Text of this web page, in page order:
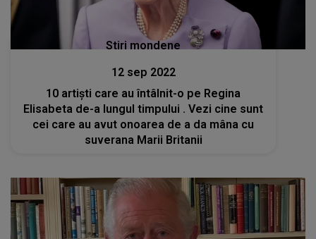
Stiri mondene
12 sep 2022
10 artiști care au întâlnit-o pe Regina
Elisabeta de-a lungul timpului . Vezi cine sunt
cei care au avut onoarea de a da mâna cu
suverana Marii Britanii